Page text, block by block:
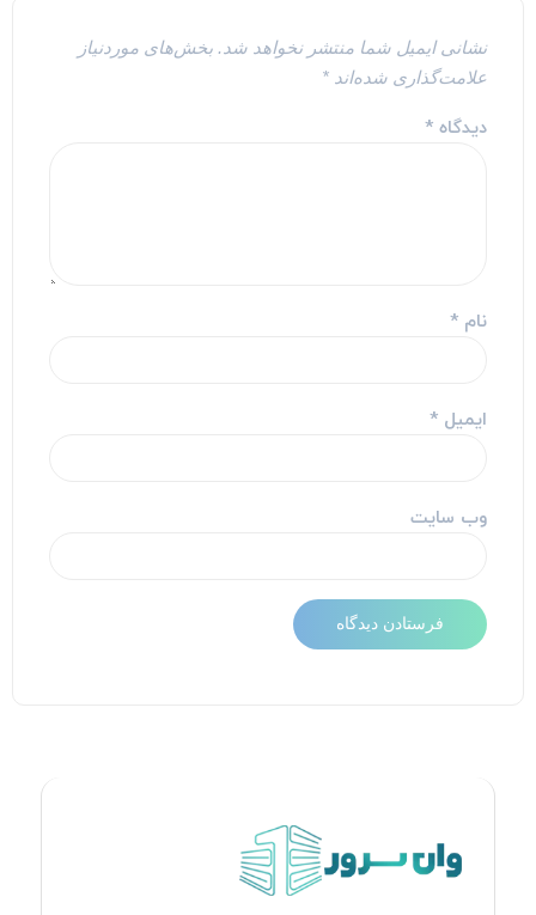
نشانی ایمیل شما منتشر نخواهد شد. بخش‌های موردنیاز
علامت‌گذاری شده‌اند*
دیدگاه*
نام*
ایمیل*
وب‌ سایت